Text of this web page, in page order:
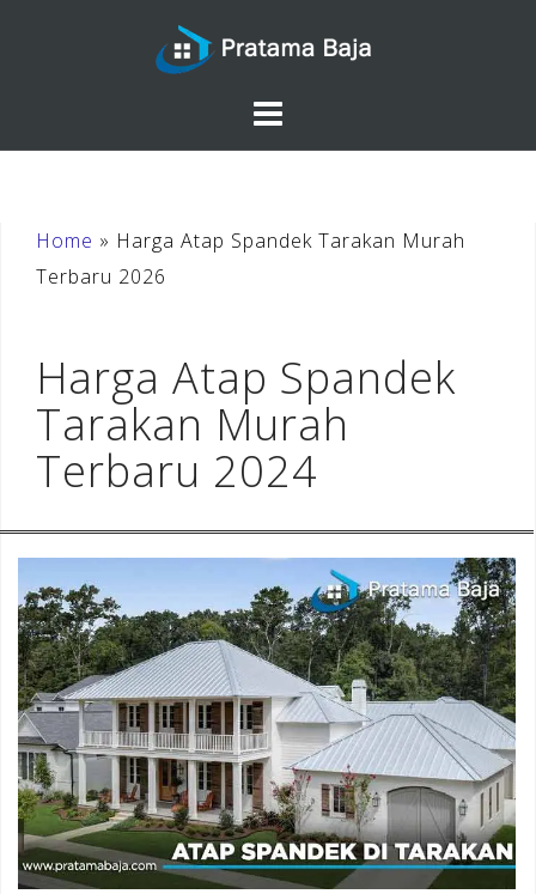
Home » Harga Atap Spandek Tarakan Murah
Terbaru 2026
Harga Atap Spandek
Tarakan Murah
Terbaru 2024